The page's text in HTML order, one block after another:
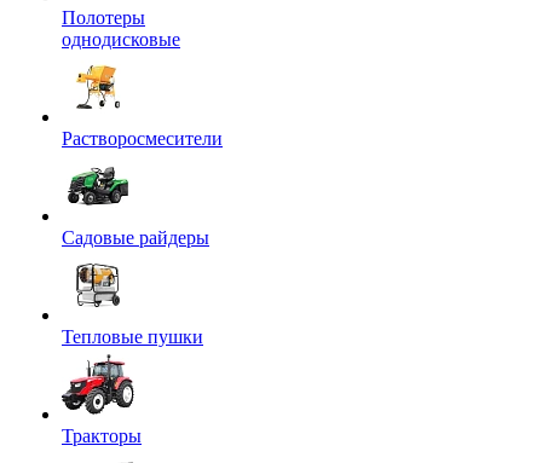
Полотеры
однодисковые
Растворосмесители
Садовые райдеры
Тепловые пушки
Тракторы